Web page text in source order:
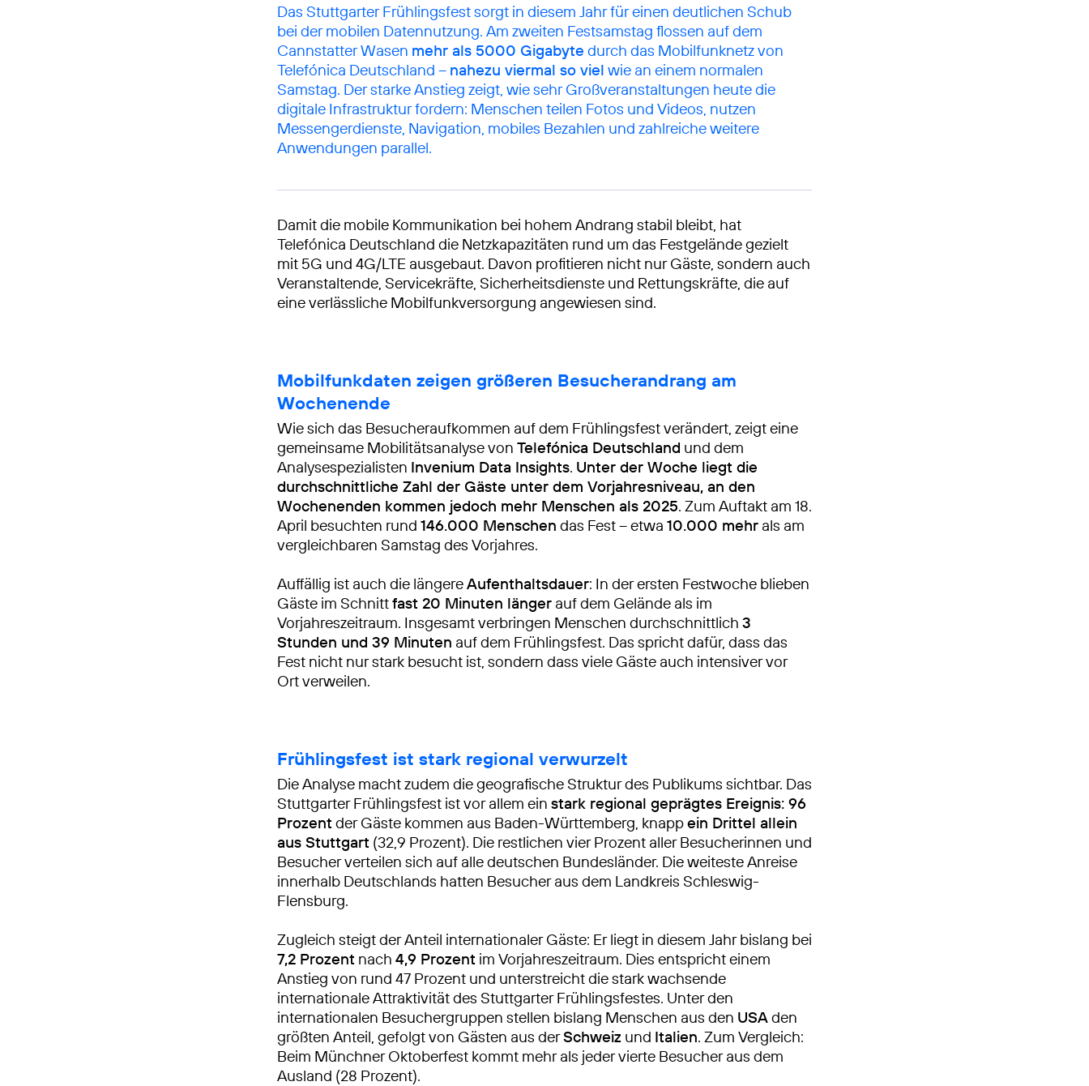
Das Stuttgarter Frühlingsfest sorgt in diesem Jahr für einen deutlichen Schub
bei der mobilen Datennutzung. Am zweiten Festsamstag flossen auf dem
Cannstatter Wasen mehr als 5000 Gigabyte durch das Mobilfunknetz von
Telefónica Deutschland – nahezu viermal so viel wie an einem normalen
Samstag. Der starke Anstieg zeigt, wie sehr Großveranstaltungen heute die
digitale Infrastruktur fordern: Menschen teilen Fotos und Videos, nutzen
Messengerdienste, Navigation, mobiles Bezahlen und zahlreiche weitere
Anwendungen parallel.
Damit die mobile Kommunikation bei hohem Andrang stabil bleibt, hat
Telefónica Deutschland die Netzkapazitäten rund um das Festgelände gezielt
mit 5G und 4G/LTE ausgebaut. Davon profitieren nicht nur Gäste, sondern auch
Veranstaltende, Servicekräfte, Sicherheitsdienste und Rettungskräfte, die auf
eine verlässliche Mobilfunkversorgung angewiesen sind.
Mobilfunkdaten zeigen größeren Besucherandrang am
Wochenende
Wie sich das Besucheraufkommen auf dem Frühlingsfest verändert, zeigt eine
gemeinsame Mobilitätsanalyse von Telefónica Deutschland und dem
Analysespezialisten Invenium Data Insights. Unter der Woche liegt die
durchschnittliche Zahl der Gäste unter dem Vorjahresniveau, an den
Wochenenden kommen jedoch mehr Menschen als 2025. Zum Auftakt am 18.
April besuchten rund 146.000 Menschen das Fest – etwa 10.000 mehr als am
vergleichbaren Samstag des Vorjahres.
Auffällig ist auch die längereAufenthaltsdauer: In der ersten Festwoche blieben
Gäste im Schnittfast 20 Minuten länger auf dem Gelände als im
Vorjahreszeitraum. Insgesamt verbringen Menschen durchschnittlich 3
Stunden und 39 Minuten auf dem Frühlingsfest. Das spricht dafür, dass das
Fest nicht nur stark besucht ist, sondern dass viele Gäste auch intensiver vor
Ort verweilen.
Frühlingsfest ist stark regional verwurzelt
Die Analyse macht zudem die geografische Struktur des Publikums sichtbar. Das
Stuttgarter Frühlingsfest ist vor allem ein stark regional geprägtes Ereignis: 96
Prozent der Gäste kommen aus Baden-Württemberg, knappein Drittel allein
aus Stuttgart (32,9 Prozent). Die restlichen vier Prozent aller Besucherinnen und
Besucher verteilen sich auf alle deutschen Bundesländer. Die weiteste Anreise
innerhalb Deutschlands hatten Besucher aus dem Landkreis Schleswig-
Flensburg.
Zugleich steigt der Anteil internationaler Gäste: Er liegt in diesem Jahr bislang bei
7,2 Prozent nach 4,9 Prozent im Vorjahreszeitraum. Dies entspricht einem
Anstieg von rund 47 Prozent und unterstreicht die stark wachsende
internationale Attraktivität des Stuttgarter Frühlingsfestes. Unter den
internationalen Besuchergruppen stellen bislang Menschen aus den USAden
größten Anteil, gefolgt von Gästen aus derSchweiz und Italien. Zum Vergleich:
Beim Münchner Oktoberfest kommt mehr als jeder vierte Besucher aus dem
Ausland (28 Prozent).